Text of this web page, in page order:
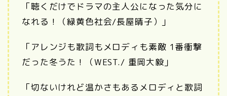
「聴くだけでドラマの主人公になった気分に
なれる！（緑黄色社会/長屋晴子）」
「アレンジも歌詞もメロディも素敵 1番衝撃
だった冬うた！（WEST./ 重岡大毅」
「切ないけれど温かさもあるメロディと歌詞